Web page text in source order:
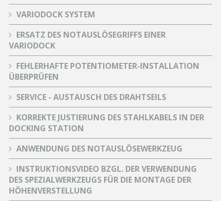
VARIODOCK SYSTEM
ERSATZ DES NOTAUSLÖSEGRIFFS EINER
VARIODOCK
FEHLERHAFTE POTENTIOMETER-INSTALLATION
ÜBERPRÜFEN
SERVICE - AUSTAUSCH DES DRAHTSEILS
KORREKTE JUSTIERUNG DES STAHLKABELS IN DER
DOCKING STATION
ANWENDUNG DES NOTAUSLÖSEWERKZEUG
INSTRUKTIONSVIDEO BZGL. DER VERWENDUNG
DES SPEZIALWERKZEUGS FÜR DIE MONTAGE DER
HÖHENVERSTELLUNG